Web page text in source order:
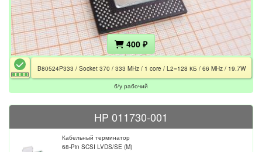
400 ₽
B80524P333 / Socket 370 / 333 MHz / 1 core / L2=128 КБ / 66 MHz / 19.7W
б/у рабочий
HP 011730-001
Кабельный терминатор
68-Pin SCSI LVDS/SE (M)